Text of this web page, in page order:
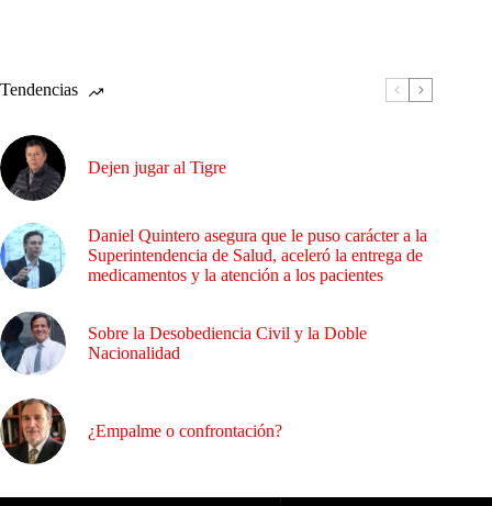
Tendencias
Dejen jugar al Tigre
Daniel Quintero asegura que le puso carácter a la
Superintendencia de Salud, aceleró la entrega de
medicamentos y la atención a los pacientes
Sobre la Desobediencia Civil y la Doble
Nacionalidad
¿Empalme o confrontación?